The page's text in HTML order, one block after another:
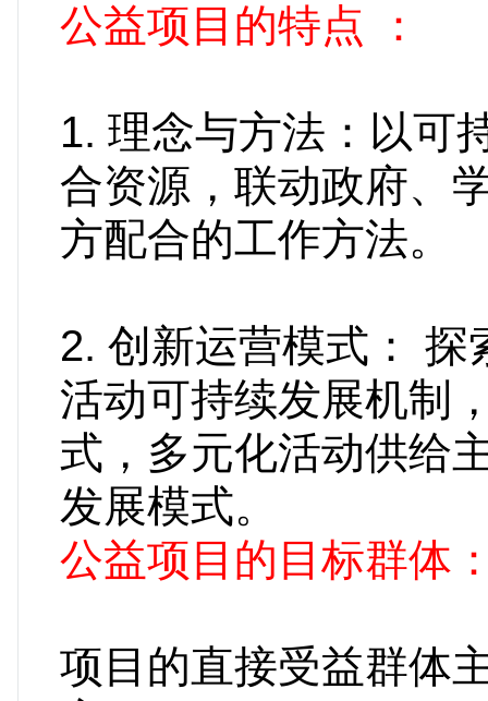
公益项目的特点 ：
1. 理念与方法：以可
合资源，联动政府、
方配合的工作
2. 创新运营模式：
活动可持续发展机制
式，多元化活动供给
发展模式。
公益项目的目标群体
项目的直接受益群体